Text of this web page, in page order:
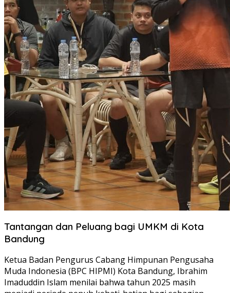
Tantangan dan Peluang bagi UMKM di Kota
Bandung
Ketua Badan Pengurus Cabang Himpunan Pengusaha
Muda Indonesia (BPC HIPMI) Kota Bandung, Ibrahim
Imaduddin Islam menilai bahwa tahun 2025 masih